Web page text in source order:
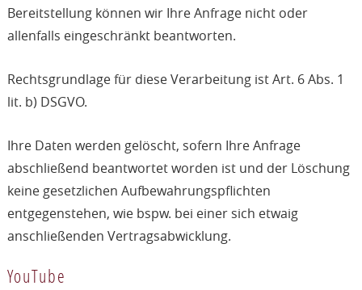
Bereitstellung können wir Ihre Anfrage nicht oder
allenfalls eingeschränkt beantworten.
Rechtsgrundlage für diese Verarbeitung ist Art. 6 Abs. 1
lit. b) DSGVO.
Ihre Daten werden gelöscht, sofern Ihre Anfrage
abschließend beantwortet worden ist und der Löschung
keine gesetzlichen Aufbewahrungspflichten
entgegenstehen, wie bspw. bei einer sich etwaig
anschließenden Vertragsabwicklung.
YouTube